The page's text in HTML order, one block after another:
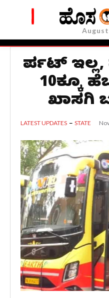
ಪರ್ಮಿಟ್ ಇಲ್ಲ,
10ಕ್ಕೂ
ಖಾಸಗಿ
LATEST UPDATES STATE